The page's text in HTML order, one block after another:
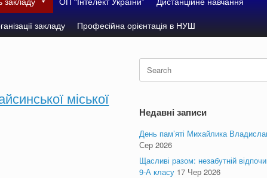
закладу Професійна орієнтація в НУШ
міської
Search
for:
Недавні записи
День пам’яті Михайлика
Сер 2026
Щасливі разом: незабутній
9-А класу 17 Чер 2026